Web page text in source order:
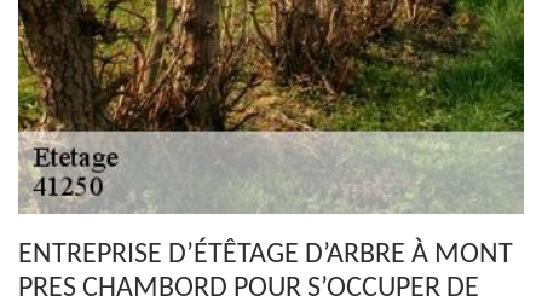
ENTREPRISE D’ÉTÊTAGE D’ARBRE À MONT
PRES CHAMBORD POUR S’OCCUPER DE